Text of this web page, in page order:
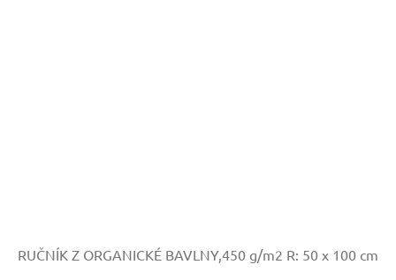
RUČNÍK Z ORGANICKÉ BAVLNY,450 g/m2 R: 50 x 100 cm